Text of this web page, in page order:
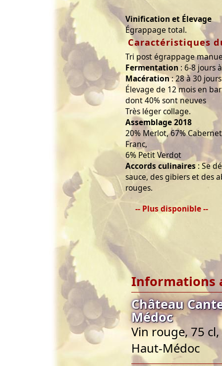
Vinification et Élevage
Égrappage total.
Caractéristiques
Tri post égrappage
Fermentation : 6-8 jours
Macération: 28 à 30 jours
Élevage de 12 mois en
dont 40% sont neuves
Très léger collage.
Assemblage 2018
20% Merlot, 67%
Franc,
6% Petit Verdot
Accords culinaires : Se
sauce, des gibiers et des
rouges.
-- Plus disponible --
Informations
Château
Médoc
Vin rouge, 75
Haut-Médoc